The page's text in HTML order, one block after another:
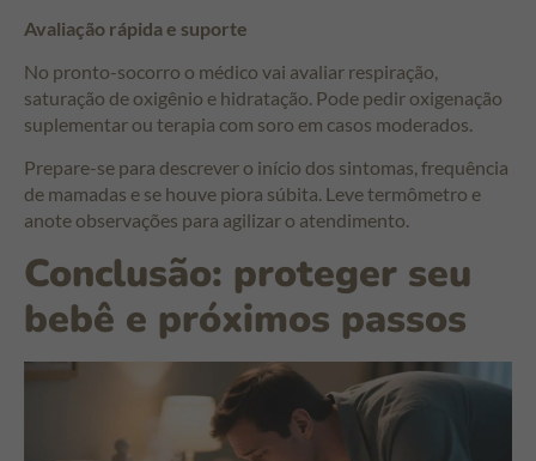
Avaliação rápida e suporte
No pronto-socorro o médico vai avaliar respiração,
saturação de oxigênio e hidratação. Pode pedir oxigenação
suplementar ou terapia com soro em casos moderados.
Prepare-se para descrever o início dos sintomas, frequência
de mamadas e se houve piora súbita. Leve termômetro e
anote observações para agilizar o atendimento.
Conclusão: proteger seu
bebê e próximos passos